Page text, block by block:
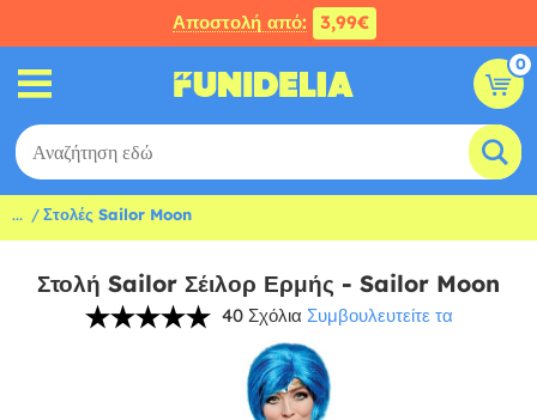
Αποστολή από: 3,99€
0
... Στολές Sailor Moon
Στολή Sailor Σέιλορ Ερμής - Sailor Moon
40 Σχόλια Συμβουλευτείτε τα